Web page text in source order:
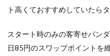
ト高くておすすめしていたら
スタート時のみの客寄せパン
日85円のスワップポイントを